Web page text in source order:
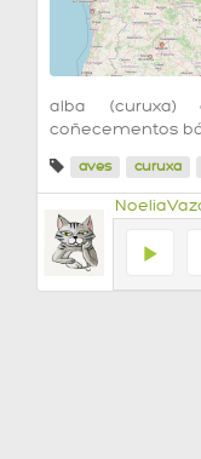
alba
coñecementos
aves curuxa